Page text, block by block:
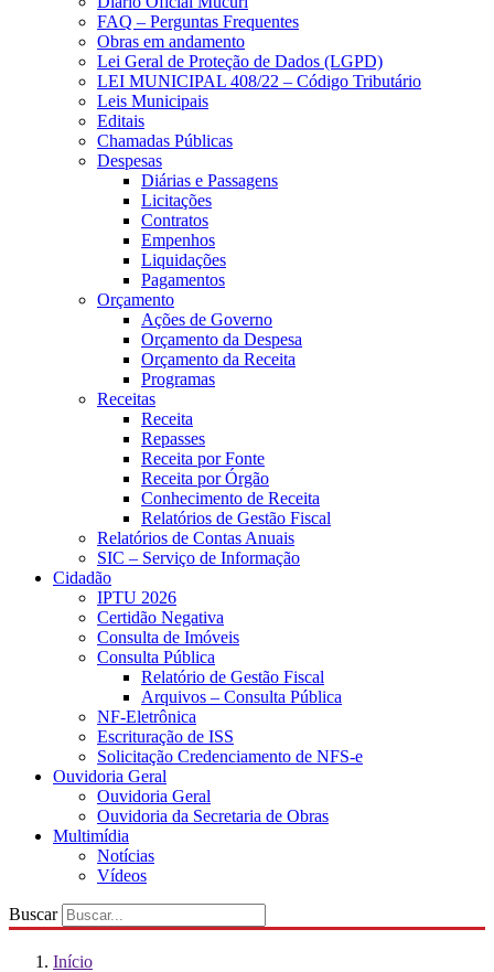
FAQ – Perguntas Frequentes
Obras em andamento
Lei Geral de Proteção de Dados (LGPD)
LEI MUNICIPAL 408/22 – Código Tributário
Leis Municipais
Editais
Chamadas Públicas
Despesas
Diárias e Passagens
Licitações
Contratos
Empenhos
Liquidações
Pagamentos
Orçamento
Ações de Governo
Orçamento da Despesa
Orçamento da Receita
Programas
Receitas
Receita
Repasses
Receita por Fonte
Receita por Órgão
Conhecimento de Receita
Relatórios de Gestão Fiscal
Relatórios de Contas Anuais
SIC – Serviço de Informação
Cidadão
IPTU 2026
Certidão Negativa
Consulta de Imóveis
Consulta Pública
Relatório de Gestão Fiscal
Arquivos – Consulta Pública
NF-Eletrônica
Escrituração de ISS
Solicitação Credenciamento de NFS-e
Ouvidoria Geral
Ouvidoria Geral
Ouvidoria da Secretaria de Obras
Multimídia
Notícias
Vídeos
Buscar
Início